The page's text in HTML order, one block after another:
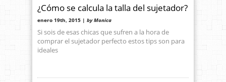
¿Cómo se calcula la talla del sujetador?
enero 19th, 2015 | by Monica
Si sois de esas chicas que sufren a la hora de
comprar el sujetador perfecto estos tips son para
ideales